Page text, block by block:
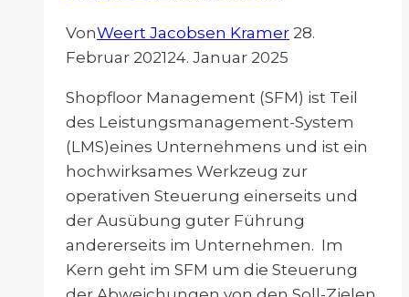
VonWeert Jacobsen Kramer 28.
Februar 202124. Januar 2025
Shopfloor Management (SFM) ist Teil
des Leistungsmanagement-System
(LMS)eines Unternehmens und ist ein
hochwirksames Werkzeug zur
operativen Steuerung einerseits und
der Ausübung guter Führung
andererseits im Unternehmen. Im
Kern geht im SFM um die Steuerung